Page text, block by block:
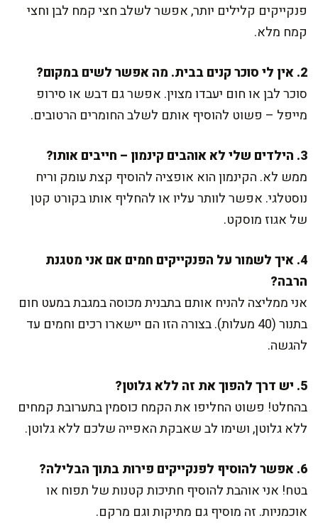
פנקייקים קלילים יותר, אפשר לשלב חצי קמח לבן וחצי
קמח מלא.
2. אין לי סוכר קנים בבית. מה אפשר לשים במקום?
סוכר לבן או חום יעבדו מצוין. אפשר גם דבש או סירופ
מייפל – פשוט להוסיף אותם לשלב החומרים הרטובים.
3. הילדים שלי לא אוהבים קינמון – חייבים אותו?
ממש לא. הקינמון הוא אופציה להוסיף קצת עומק וריח
נוסטלגי. אפשר לוותר עליו או להחליף אותו בקורט קטן
של אגוז מוסקט.
4. איך לשמור על הפנקייקים חמים אם אני מטגנת
הרבה?
אני ממליצה להניח אותם בתבנית מכוסה במגבת במעט חום
בתנור (40 מעלות). בצורה הזו הם יישארו רכים וחמים עד
להגשה.
5. יש דרך להפוך את זה ללא גלוטן?
בהחלט! פשוט החליפו את הקמח כוסמין בתערובת קמחים
ללא גלוטן, ושימו לב שאבקת האפייה שלכם ללא גלוטן.
6. אפשר להוסיף לפנקייקים פירות בתוך הבלילה?
בטח! אני אוהבת להוסיף חתיכות קטנות של תפוח או
אוכמניות. זה מוסיף גם מתיקות וגם מרקם.